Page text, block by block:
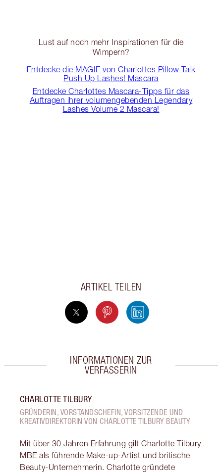
Lust auf noch mehr Inspirationen für die
Wimpern?
Entdecke die MAGIE von Charlottes Pillow Talk
Push Up Lashes! Mascara
Entdecke Charlottes Mascara-Tipps für das
Auftragen ihrer volumengebenden Legendary
Lashes Volume 2 Mascara!
ARTIKEL TEILEN
INFORMATIONEN ZUR
VERFASSERIN
CHARLOTTE TILBURY
GRÜNDERIN, VORSTANDSCHEFIN, VORSITZENDE UND
KREATIVDIREKTORIN VON CHARLOTTE TILBURY BEAUTY
Mit über 30 Jahren Erfahrung gilt Charlotte Tilbury
MBE als führende Make-up-Artist und britische
Beauty-Unternehmerin. Charlotte gründete